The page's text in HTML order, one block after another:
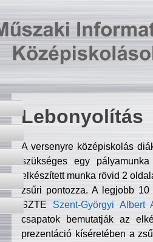
Lebonyolítás
A versenyre középiskolás
szükséges egy
elkészített munka rövid 2
zsűri pontozza. A legjobb
SZTE Szent-Györgyi Albert
csapatok bemutatják az
prezentáció kíséretében a